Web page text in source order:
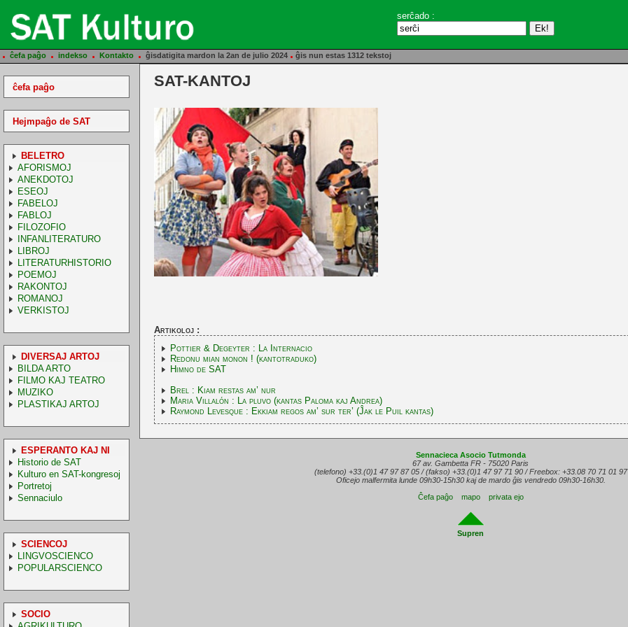
serĉado :
. ĉefa paĝo . indekso . Kontakto . ĝisdatigita mardon la 2an de julio 2024 . ĝis nun estas 1312 tekstoj
ĉefa paĝo
Hejmpaĝo de SAT
BELETRO
AFORISMOJ
ANEKDOTOJ
ESEOJ
FABELOJ
FABLOJ
FILOZOFIO
INFANLITERATURO
LIBROJ
LITERATURHISTORIO
POEMOJ
RAKONTOJ
ROMANOJ
VERKISTOJ
DIVERSAJ ARTOJ
BILDA ARTO
FILMO KAJ TEATRO
MUZIKO
PLASTIKAJ ARTOJ
ESPERANTO KAJ NI
Historio de SAT
Kulturo en SAT-kongresoj
Portretoj
Sennaciulo
SCIENCOJ
LINGVOSCIENCO
POPULARSCIENCO
SOCIO
SAT-KANTOJ
Artikoloj :
Pottier & Degeyter : La Internacio
Redonu mian monon ! (kantotraduko)
Himno de SAT
Brel : Kiam restas am’ nur
Maria Villalón : La pluvo (kantas Paloma kaj Andrea)
Raymond Levesque : Ekkiam regos am’ sur ter’ (Ĵak le Puil kantas)
Sennacieca Asocio Tutmonda
67 av. Gambetta FR - 75020 Paris
(telefono) +33.(0)1 47 97 87 05 / (fakso) +33.(0)1 47 97 71 90 / Freebox: +33.08 70 71 01 97
Oficejo malfermita lunde 09h30-15h30 kaj de mardo ĝis vendredo 09h30-16h30.
Ĉefa paĝo
mapo privata ejo
Supren